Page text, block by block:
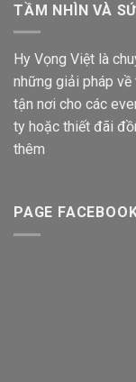
TẦM NHÌN VÀ
Hy Vọng Việt là
những giải pháp về
tận nơi cho các
ty hoặc thiết đãi
thêm
PAGE